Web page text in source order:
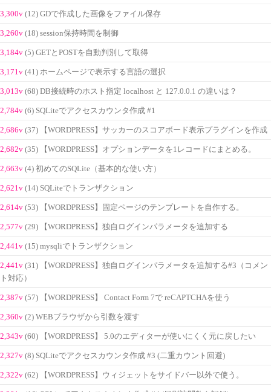
3,300v (12) GDで作成した画像をファイル保存
3,260v (18) session保持時間を制御
3,184v (5) GETとPOSTを自動判別して取得
3,171v (41) ホームページで表示する言語の選択
3,013v (68) DB接続時のホスト指定 localhost と 127.0.0.1 の違いは？
2,784v (6) SQLiteでアクセスカウンタ作成 #1
2,686v (37) 【WORDPRESS】サッカーのスコアボード表示プラグインを作成
2,682v (35) 【WORDPRESS】オプションデータを1レコードにまとめる。
2,663v (4) 初めてのSQLite（基本的な使い方）
2,621v (14) SQLiteでトランザクション
2,614v (53) 【WORDPRESS】固定ページのテンプレートを自作する。
2,577v (29) 【WORDPRESS】独自ログインパラメータを追加する
2,441v (15) mysqliでトランザクション
2,441v (31) 【WORDPRESS】独自ログインパラメータを追加する#3（コメン
ト対応）
2,387v (57) 【WORDPRESS】 Contact Form 7で reCAPTCHAを使う
2,360v (2) WEBブラウザから引数を渡す
2,343v (60) 【WORDPRESS】 5.0のエディターが使いにくく元に戻したい
2,327v (8) SQLiteでアクセスカウンタ作成 #3 (二重カウント回避)
2,322v (62) 【WORDPRESS】ウィジェットをサイドバー以外で使う。